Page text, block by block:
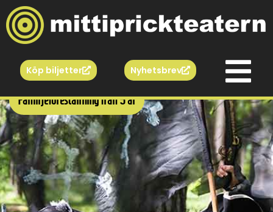
Köp biljetter Nyhetsbrev
Familjeföreställning från 5 år